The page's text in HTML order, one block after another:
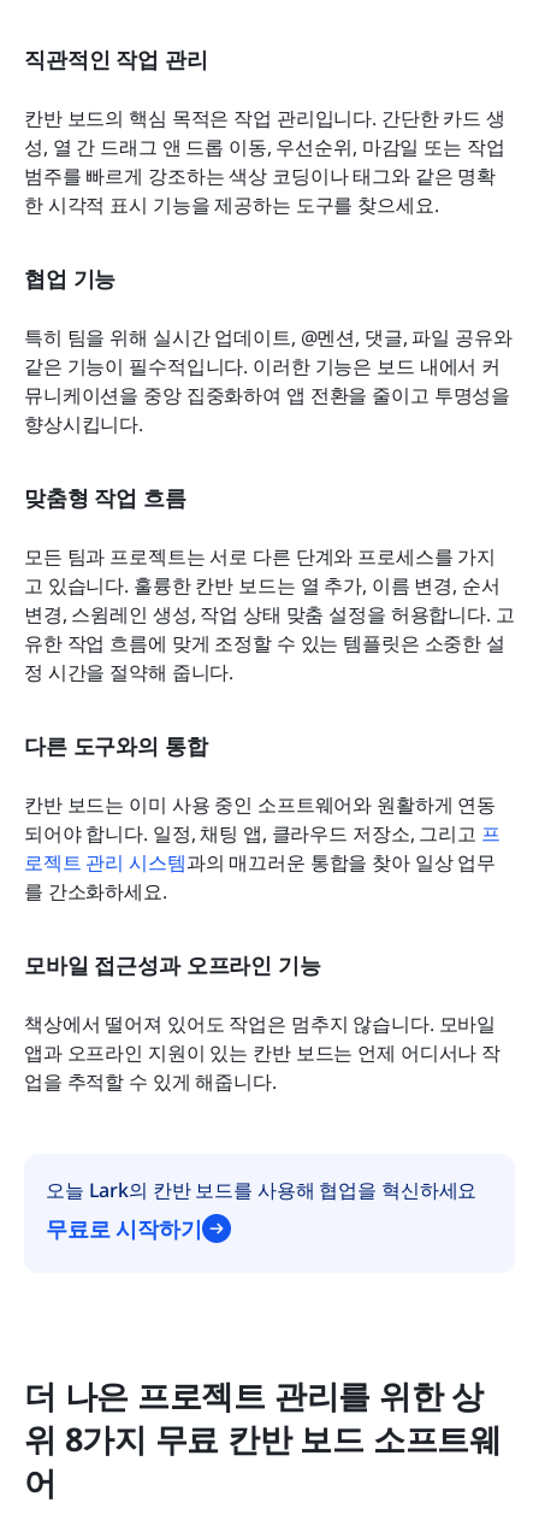
직관적인 작업 관리
칸반 보드의 핵심 목적은 작업 관리입니다. 간단한 카드 생
성, 열 간 드래그 앤 드롭 이동, 우선순위, 마감일 또는 작업
범주를 빠르게 강조하는 색상 코딩이나 태그와 같은 명확
한 시각적 표시 기능을 제공하는 도구를 찾으세요.
협업 기능
특히 팀을 위해 실시간 업데이트, @멘션, 댓글, 파일 공유와
같은 기능이 필수적입니다. 이러한 기능은 보드 내에서 커
뮤니케이션을 중앙 집중화하여 앱 전환을 줄이고 투명성을
향상시킵니다.
맞춤형 작업 흐름
모든 팀과 프로젝트는 서로 다른 단계와 프로세스를 가지
고 있습니다. 훌륭한 칸반 보드는 열 추가, 이름 변경, 순서
변경, 스윔레인 생성, 작업 상태 맞춤 설정을 허용합니다. 고
유한 작업 흐름에 맞게 조정할 수 있는 템플릿은 소중한 설
정 시간을 절약해 줍니다.
다른 도구와의 통합
칸반 보드는 이미 사용 중인 소프트웨어와 원활하게 연동
되어야 합니다. 일정, 채팅 앱, 클라우드 저장소, 그리고 프
로젝트 관리 시스템과의 매끄러운 통합을 찾아 일상 업무
를 간소화하세요.
모바일 접근성과 오프라인 기능
책상에서 떨어져 있어도 작업은 멈추지 않습니다. 모바일
앱과 오프라인 지원이 있는 칸반 보드는 언제 어디서나 작
업을 추적할 수 있게 해줍니다.
오늘 Lark의 칸반 보드를 사용해 협업을 혁신하세요
무료로 시작하기
더 나은 프로젝트 관리를 위한 상
위 8가지 무료 칸반 보드 소프트웨
어